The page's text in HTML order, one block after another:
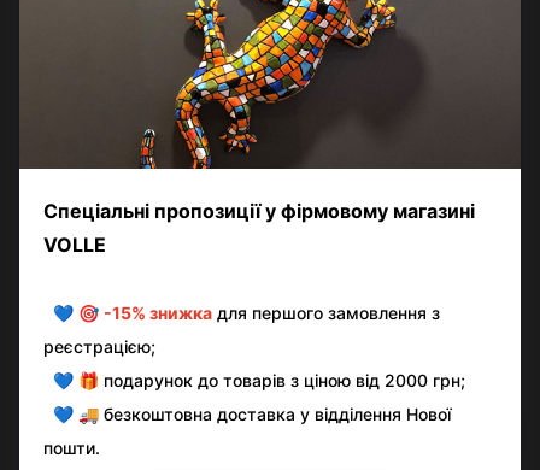
Показати ще 3 товара
Назад Вперед
Контактна інформація
Повна версія сайту